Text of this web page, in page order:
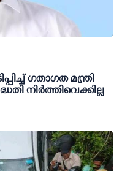
ഗതാഗത മന്ത്രി
നിര്‍ത്തിവെക്കില്ല